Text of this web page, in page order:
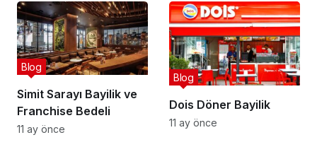
Simit Sarayı Bayilik ve
Franchise Bedeli
Blog
11 ay önce
Dois Döner Bayilik
Blog
11 ay önce